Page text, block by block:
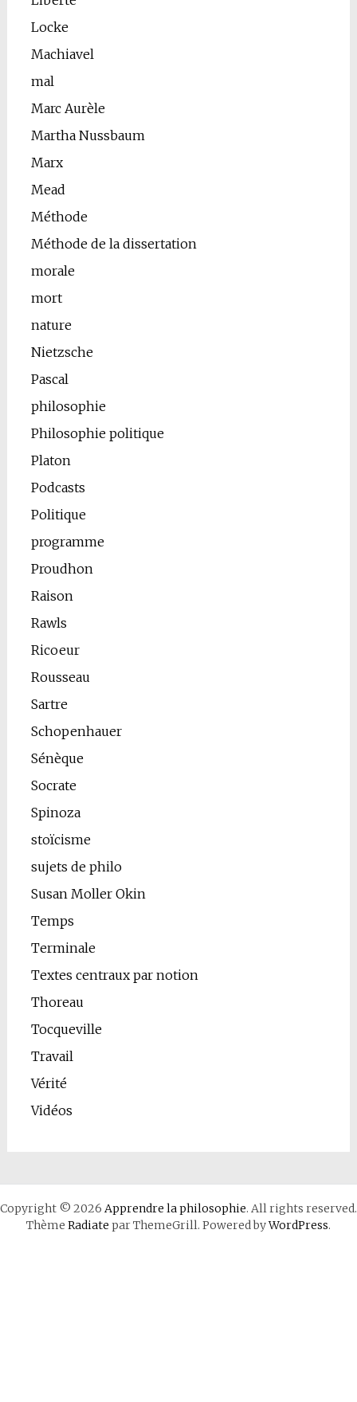
Locke
Machiavel
mal
Marc Aurèle
Martha Nussbaum
Marx
Mead
Méthode
Méthode de la dissertation
morale
mort
nature
Nietzsche
Pascal
philosophie
Philosophie politique
Platon
Podcasts
Politique
programme
Proudhon
Raison
Rawls
Ricoeur
Rousseau
Sartre
Schopenhauer
Sénèque
Socrate
Spinoza
stoïcisme
sujets de philo
Susan Moller Okin
Temps
Terminale
Textes centraux par notion
Thoreau
Tocqueville
Travail
Vérité
Vidéos
Copyright © 2026 Apprendre la philosophie. All rights reserved.
Thème Radiate par ThemeGrill. Powered byWordPress.